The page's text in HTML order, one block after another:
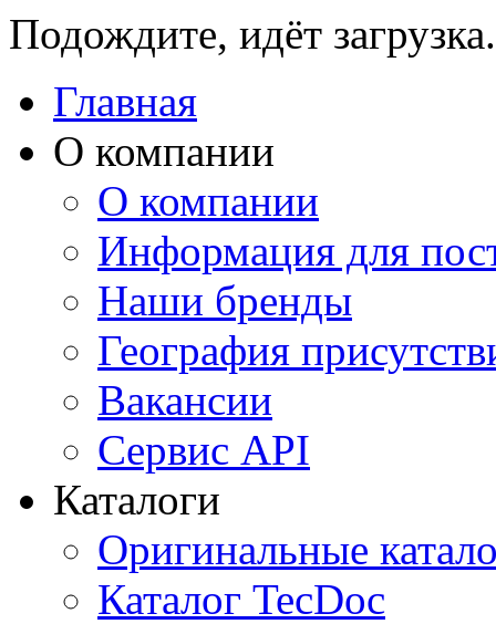
Подождите, идёт
Главная
О компании
О компании
Информация для
Наши бренды
География
Вакансии
Сервис API
Каталоги
Оригинальные
Каталог TecDoc